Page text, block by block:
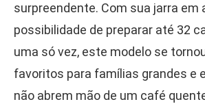
surpreendente. Com sua jarra em
possibilidade de preparar até 32
uma só vez, este modelo se
favoritos para famílias grandes e
não abrem mão de um café